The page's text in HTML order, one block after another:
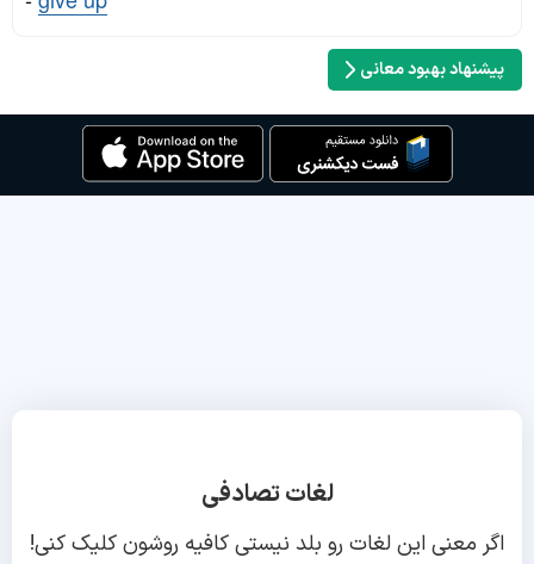
پیشنهاد بهبود معانی
لغات تصادفی
اگر معنی این لغات رو بلد نیستی کافیه روشون کلیک کنی!